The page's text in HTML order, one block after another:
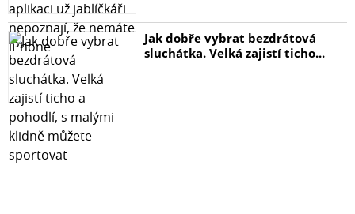
Jak dobře vybrat bezdrátová
sluchátka. Velká zajistí ticho...